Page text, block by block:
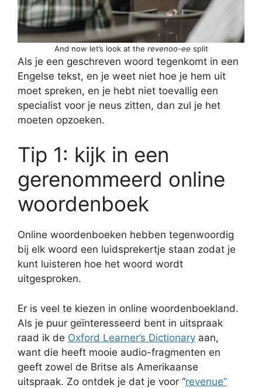
And now let’s look at the revenoo-ee split
Als je een geschreven woord tegenkomt in een
Engelse tekst, en je weet niet hoe je hem uit
moet spreken, en je hebt niet toevallig een
specialist voor je neus zitten, dan zul je het
moeten opzoeken.
Tip 1: kijk in een
gerenommeerd online
woordenboek
Online woordenboeken hebben tegenwoordig
bij elk woord een luidsprekertje staan zodat je
kunt luisteren hoe het woord wordt
uitgesproken.
Er is veel te kiezen in online woordenboekland.
Als je puur geïnteresseerd bent in uitspraak
raad ik de Oxford Learner’s Dictionary aan,
want die heeft mooie audio-fragmenten en
geeft zowel de Britse als Amerikaanse
uitspraak. Zo ontdek je dat je voor “revenue”